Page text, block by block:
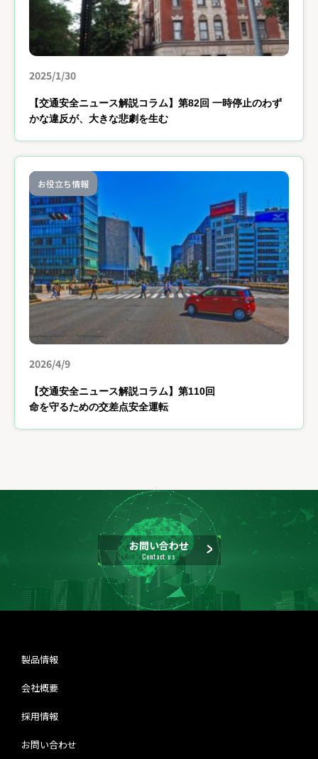
2025/1/30
【交通安全ニュース解説コラム】第82回 一時停止のわず
かな違反が、大きな悲劇を生む
お役立ち情報
2026/4/9
【交通安全ニュース解説コラム】第110回
命を守るための交差点安全運転
お問い合わせ
Contact us
製品情報
会社概要
採用情報
お問い合わせ